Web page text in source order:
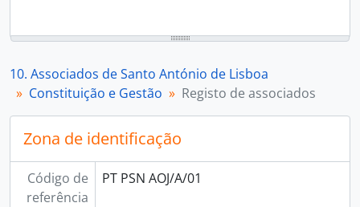
10. Associados de Santo António de Lisboa
Constituição e Gestão
Registo de associados
Zona de identificação
Código de
referência
PT PSN AOJ/A/01